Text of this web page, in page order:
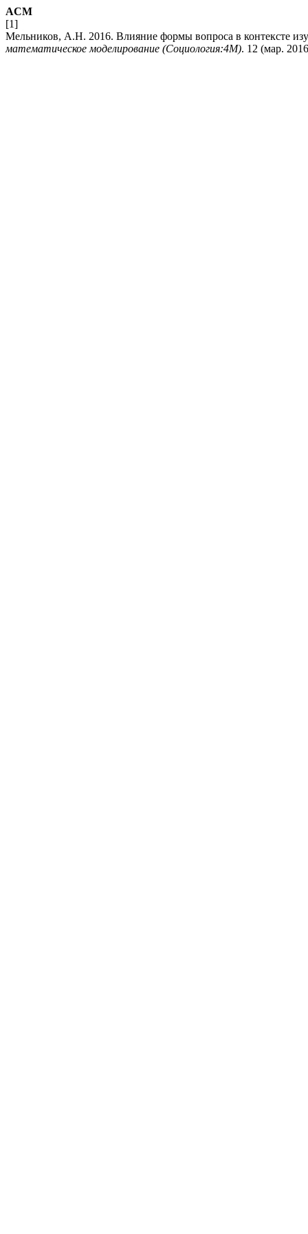
ACM
[1]
Мельников, А.Н. 2016. Влияние формы вопроса в контексте
математическое моделирование (Социология:4М). 12 (мар.